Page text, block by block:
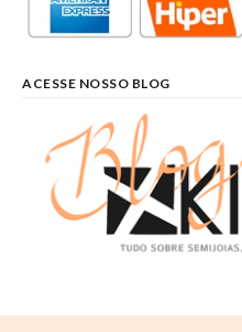
ACESSE NOSSO BLOG